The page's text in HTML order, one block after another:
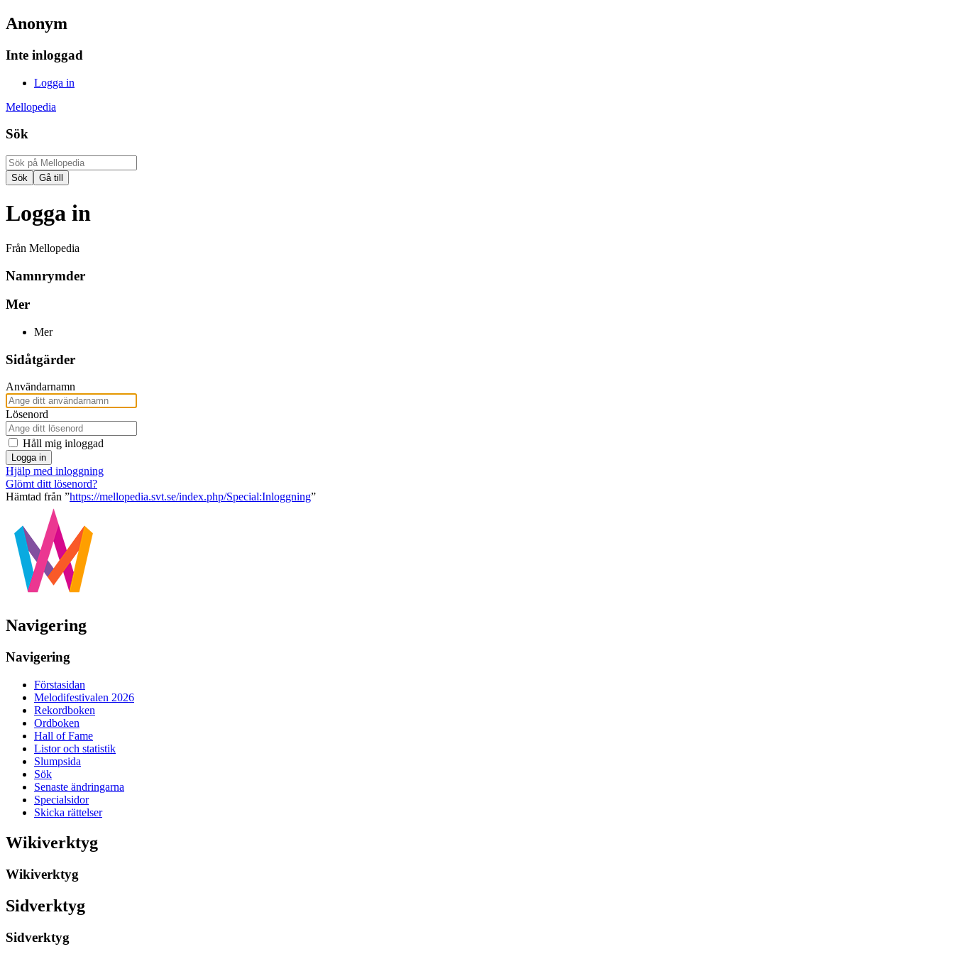
Anonym
Inte inloggad
Logga in
Mellopedia
Sök
Logga in
Från Mellopedia
Namnrymder
Mer
Mer
Sidåtgärder
Användarnamn
Lösenord
Håll mig inloggad
Logga in
Hjälp med inloggning
Glömt ditt lösenord?
Hämtad från ”https://mellopedia.svt.se/index.php/Special:Inloggning”
Navigering
Navigering
Förstasidan
Melodifestivalen 2026
Rekordboken
Ordboken
Hall of Fame
Listor och statistik
Slumpsida
Sök
Senaste ändringarna
Specialsidor
Skicka rättelser
Wikiverktyg
Wikiverktyg
Sidverktyg
Sidverktyg